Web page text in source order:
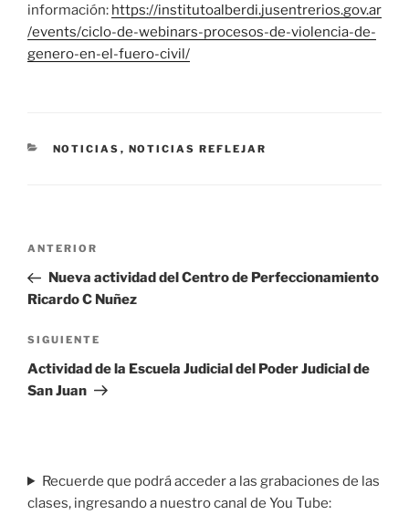
información: https://institutoalberdi.jusentrerios.gov.ar
/events/ciclo-de-webinars-procesos-de-violencia-de-
genero-en-el-fuero-civil/
CATEGORÍAS
NOTICIAS , NOTICIAS REFLEJAR
Navegación
entradas
Entrada
anterior
ANTERIOR
Nueva actividad del Centro de Perfeccionamiento
Ricardo C Nuñez
Siguiente
entrada
SIGUIENTE
Actividad de la Escuela Judicial del Poder Judicial de
San Juan
Recuerde que podrá acceder a las grabaciones de las
clases, ingresando a nuestro canal de You Tube: